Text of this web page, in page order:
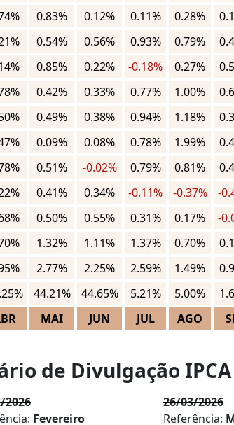
0.83% 0.12% 0.11% 0.28%
0.54% 0.56% 0.93% 0.79%
0.85% 0.22% -0.18% 0.27%
0.42% 0.33% 0.77% 1.00%
0.49% 0.38% 0.94% 1.18%
0.09% 0.08% 0.78% 1.99%
0.51% -0.02% 0.79% 0.81%
0.41% 0.34% -0.11% -0.37% -
0.50% 0.55% 0.31% 0.17% -
1.32% 1.11% 1.37% 0.70%
2.77% 2.25% 2.59% 1.49%
44.21% 44.65% 5.21% 5.00%
MAI JUN JUL AGO
de Divulgação
2026
Fevereiro
26/03/2026
Referência: